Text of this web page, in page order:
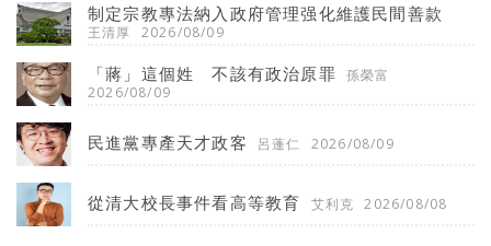
制定宗教專法納入政府管理强化維護民間善款
王清厚 2026/08/09
「蔣」這個姓 不該有政治原罪 孫榮富
2026/08/09
民進黨專產天才政客 呂蓬仁 2026/08/09
從清大校長事件看高等教育 艾利克 2026/08/08